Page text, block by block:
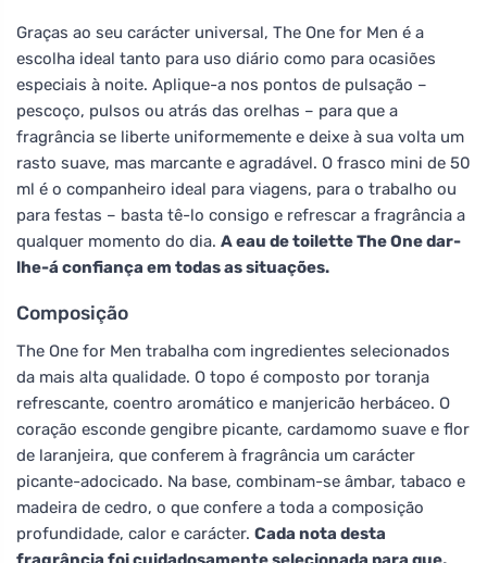
Graças ao seu carácter universal, The One for Men é a
escolha ideal tanto para uso diário como para ocasiões
especiais à noite. Aplique-a nos pontos de pulsação –
pescoço, pulsos ou atrás das orelhas – para que a
fragrância se liberte uniformemente e deixe à sua volta um
rasto suave, mas marcante e agradável. O frasco mini de 50
ml é o companheiro ideal para viagens, para o trabalho ou
para festas – basta tê-lo consigo e refrescar a fragrância a
qualquer momento do dia. A eau de toilette The One dar-
lhe-á confiança em todas as situações.
Composição
The One for Men trabalha com ingredientes selecionados
da mais alta qualidade. O topo é composto por toranja
refrescante, coentro aromático e manjericão herbáceo. O
coração esconde gengibre picante, cardamomo suave e flor
de laranjeira, que conferem à fragrância um carácter
picante-adocicado. Na base, combinam-se âmbar, tabaco e
madeira de cedro, o que confere a toda a composição
profundidade, calor e carácter. Cada nota desta